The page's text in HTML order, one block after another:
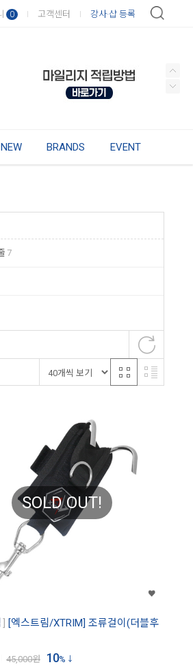
0 고객센터 강사·샵 등록
NEW BRANDS EVENT
7
SOLD OUT!
[엑스트림/XTRIM] 조류걸이(더블후
45,000원 10%